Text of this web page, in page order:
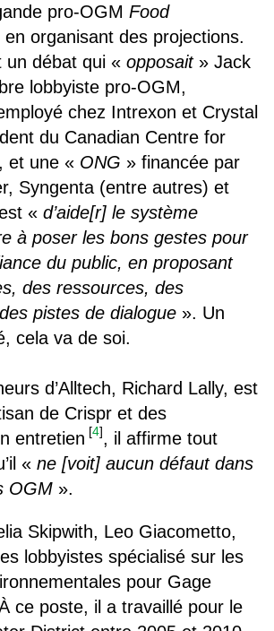
pro-OGM Food
en organisant des projections.
un débat qui « opposait» Jack
lobbyiste pro-OGM,
chez Intrexon et Crystal
du Canadian Centre for
et une « ONG » financée par
Syngenta (entre autres) et
« d’aide[r] le système
à poser les bons gestes pour
du public, en proposant
des ressources, des
pistes de dialogue». Un
cela va de soi.
d’Alltech, Richard Lally, est
de Crispr et des
entretien [4], il affirme tout
« ne [voit] aucun défaut dans
OGM».
Skipwith, Leo Giacometto,
lobbyistes spécialisé sur les
pour Gage
ce poste, il a travaillé pour le